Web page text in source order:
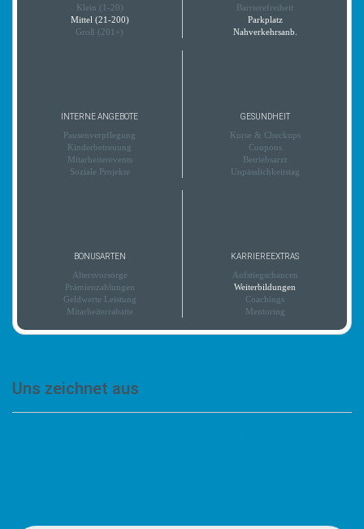
Klein (1-20)
Mittel (21-200)
Groß (201+)
Barrierefreiheit
Parkplatz
Nahverkehrsanb.
INTERNE ANGEBOTE
Pausenverpflegung
Kinderbetreuung
Mitarbeiterevents
Soziale Projekte
GESUNDHEIT
Kurse & Checkups
Coupons
Betriebsarzt
Unpässlichkeitstag
BONUSARTEN
Altersvorsorge
Prämienzahlungen
Geldwerte Leistung
Mitarbeiterrabatte
KARRIEREEXTRAS
Aufstiegschancen
Weiterbildungen
Coachings
Mentoring
Uns zeichnet aus